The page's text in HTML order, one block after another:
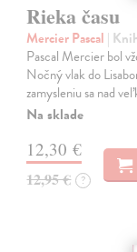
Rieka času
Mercier Pascal |
Pascal Mercier bol
Nočný vlak do
zamysleniu sa nad
Na sklade
12,30 €
12,95 € ?